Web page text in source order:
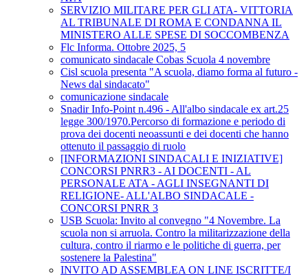
SERVIZIO MILITARE PER GLI ATA- VITTORIA
AL TRIBUNALE DI ROMA E CONDANNA IL
MINISTERO ALLE SPESE DI SOCCOMBENZA
Flc Informa. Ottobre 2025, 5
comunicato sindacale Cobas Scuola 4 novembre
Cisl scuola presenta "A scuola, diamo forma al futuro -
News dal sindacato"
comunicazione sindacale
Snadir Info-Point n.496 - All'albo sindacale ex art.25
legge 300/1970.Percorso di formazione e periodo di
prova dei docenti neoassunti e dei docenti che hanno
ottenuto il passaggio di ruolo
[INFORMAZIONI SINDACALI E INIZIATIVE]
CONCORSI PNRR3 - AI DOCENTI - AL
PERSONALE ATA - AGLI INSEGNANTI DI
RELIGIONE- ALL'ALBO SINDACALE -
CONCORSI PNRR 3
USB Scuola: Invito al convegno "4 Novembre. La
scuola non si arruola. Contro la militarizzazione della
cultura, contro il riarmo e le politiche di guerra, per
sostenere la Palestina"
INVITO AD ASSEMBLEA ON LINE ISCRITTE/I